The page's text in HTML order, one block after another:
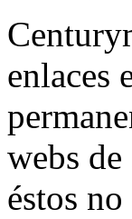
enlaces
webs
éstos